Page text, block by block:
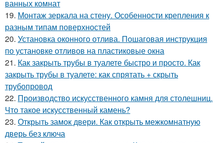
ванных комнат
19. Монтаж зеркала на стену. Особенности крепления к
разным типам поверхностей
20. Установка оконного отлива. Пошаговая инструкция
по установке отливов на пластиковые окна
21. Как закрыть трубы в туалете быстро и просто. Как
закрыть трубы в туалете: как спрятать + скрыть
трубопровод
22. Производство искусственного камня для столешниц.
Что такое искусственный камень?
23. Открыть замок двери. Как открыть межкомнатную
дверь без ключа